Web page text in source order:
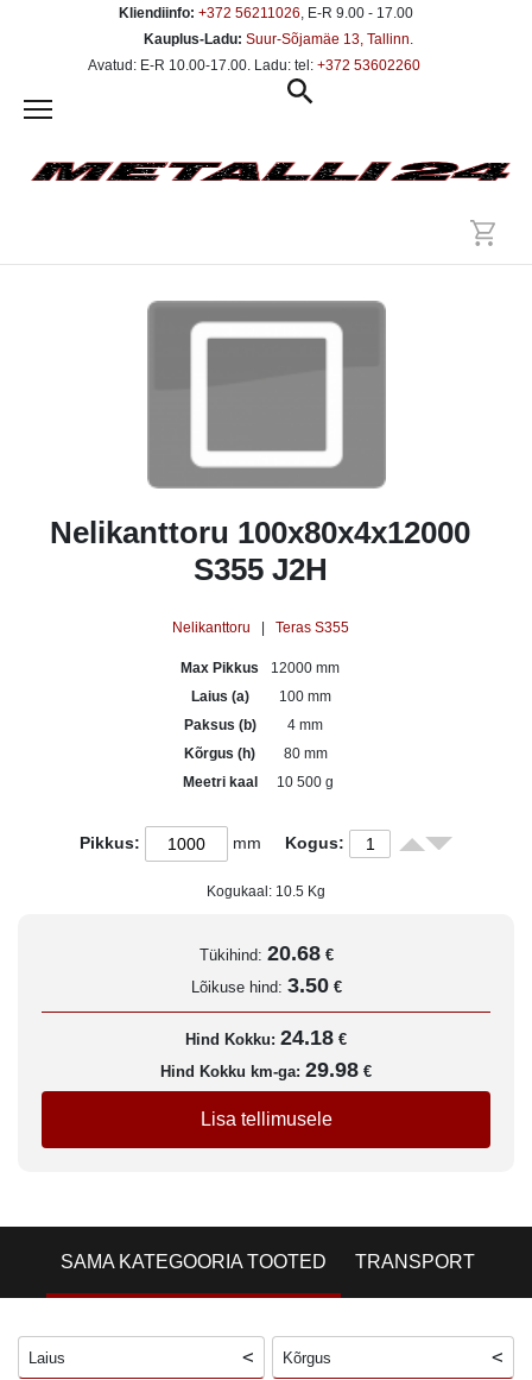
Kliendiinfo: +372 56211026, E-R 9.00 - 17.00
Kauplus-Ladu: Suur-Sõjamäe 13, Tallinn.
Avatud: E-R 10.00-17.00. Ladu: tel: +372 53602260
Nelikanttoru 100x80x4x12000
S355 J2H
Nelikanttoru Teras S355
Max Pikkus
12000 mm
Laius (a)
100 mm
Paksus (b)
4 mm
Kõrgus (h)
80 mm
Meetri kaal
10 500 g
Pikkus: mm Kogus:
Kogukaal: 10.5 Kg
Tükihind: 20.68 €
Lõikuse hind: 3.50 €
Hind Kokku: 24.18 €
Hind Kokku km-ga: 29.98 €
Lisa tellimusele
SAMA KATEGOORIA TOOTED TRANSPORT
Laius Kõrgus